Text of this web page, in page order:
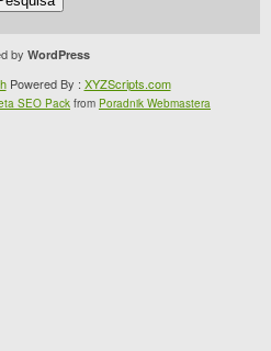
by WordPress
Powered By : XYZScripts.com
SEO Pack from Poradnik Webmastera